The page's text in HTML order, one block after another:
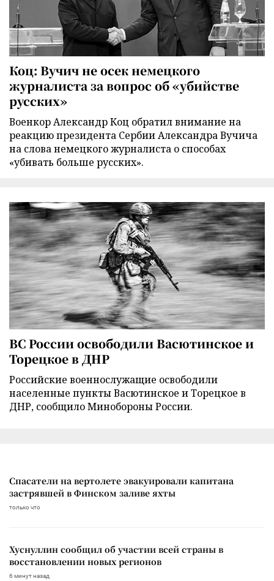
Коц: Вучич не осек немецкого
журналиста за вопрос об «убийстве
русских»
Военкор Александр Коц обратил внимание на
реакцию президента Сербии Александра Вучича
на слова немецкого журналиста о способах
«убивать больше русских».
ВС России освободили Васютинское и
Торецкое в ДНР
Российские военнослужащие освободили
населенные пункты Васютинское и Торецкое в
ДНР, сообщило Минобороны России.
Спасатели на вертолете эвакуировали капитана
застрявшей в Финском заливе яхты
только что
Хуснуллин сообщил об участии всей страны в
восстановлении новых регионов
6 минут назад